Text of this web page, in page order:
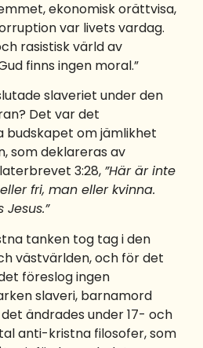
ekonomisk orättvisa,
var livets vardag.
rasistisk värld av
finns ingen moral.”
slaveriet under den
Det var det
budskapet om jämlikhet
som deklareras av
3:28, ”Här är inte
fri, man eller kvinna.
tanken tog tag i den
västvärlden, och för det
föreslog ingen
slaveri, barnamord
ändrades under 17- och
anti-kristna filosofer, som